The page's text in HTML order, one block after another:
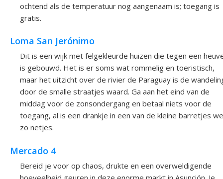
ochtend als de temperatuur nog aangenaam is; toegang is
gratis.
Loma San Jerónimo
Dit is een wijk met felgekleurde huizen die tegen een
is gebouwd. Het is er soms wat rommelig en toeristisch,
maar het uitzicht over de rivier de Paraguay is de
door de smalle straatjes waard. Ga aan het eind van de
middag voor de zonsondergang en betaal niets voor de
toegang, al is een drankje in een van de kleine barretjes
zo netjes.
Mercado 4
Bereid je voor op chaos, drukte en een overweldigende